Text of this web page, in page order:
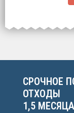
СРОЧНОЕ
ОТХОДЫ
1,5 МЕСЯЦА